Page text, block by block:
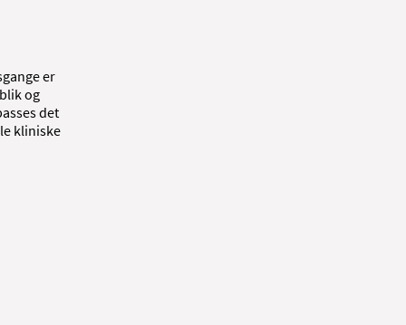
er
og
det
kliniske